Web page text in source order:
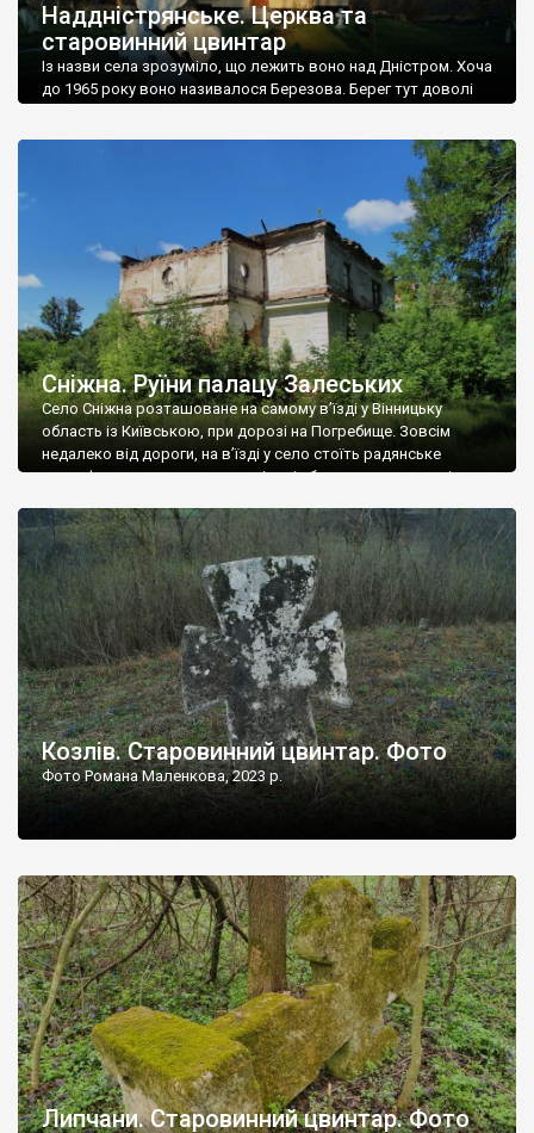
Наддністрянське. Церква та
старовинний цвинтар
Із назви села зрозуміло, що лежить воно над Дністром. Хоча
до 1965 року воно називалося Березова. Берег тут доволі
Наддністрянське відрізняється від більшості навколишніх
сіл. У селі є мурована Михайлівська церква. Точної дати […]
Сніжна. Руїни палацу Залеських
Село Сніжна розташоване на самому в’їзді у Вінницьку
область із Київською, при дорозі на Погребище. Зовсім
недалеко від дороги, на в’їзді у село стоїть радянське
рельєфне пано, яке показує жінку і яблуню, а трохи далі, десь
не видно, але видно дві стареньких колії у траві – […]
Козлів. Старовинний цвинтар. Фото
Фото Романа Маленкова, 2023 р.
Липчани. Старовинний цвинтар. Фото